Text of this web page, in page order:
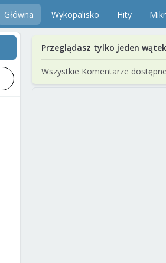
Główna Wykopalisko Hity
Przeglądasz tylko jeden
Wszystkie Komentarze